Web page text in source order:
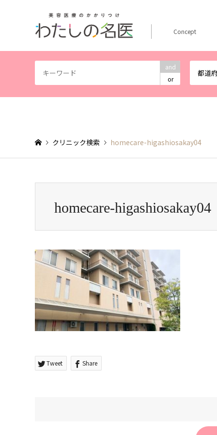
and
or
都道
Concept
クリニック検索 homecare-higashiosakay04
homecare-higashiosakay04
Tweet Share